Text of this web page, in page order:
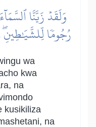
وَلَقَدۡ زَيَّنَّا
رُجُومٗا لِّلشَّيَٰطِينِۖ
wa
kwa
na
kusikiliza
na